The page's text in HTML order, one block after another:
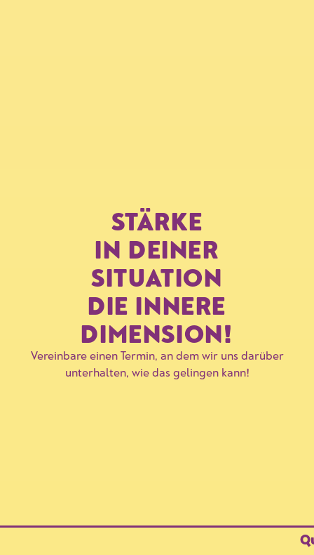
STÄRKE
IN DEINER
SITUATION
DIE INNERE
DIMENSION!
Vereinbare einen Termin, an dem wir uns darüber
unterhalten, wie das gelingen kann!